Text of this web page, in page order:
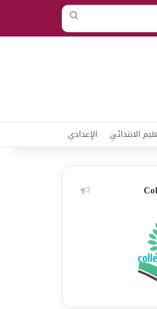
بحث
عن
الابتدائي الإعدادي